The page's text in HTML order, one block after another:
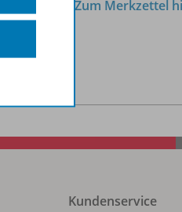
Zum Merkzettel
Kundenservice